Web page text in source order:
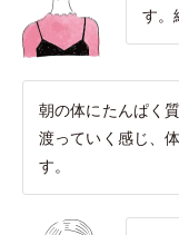
す。
朝の体にたんぱく
渡っていく感じ、
す。